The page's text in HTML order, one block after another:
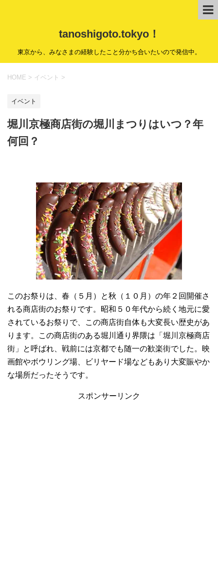
tanoshigoto.tokyo！
東京から、みなさまの経験したこと分かち合いたいので発信中。
HOME > イベント >
イベント
堀川京極商店街の堀川まつりはいつ？年
何回？
このお祭りは、春（５月）と秋（１０月）の年２回開催さ
れる商店街のお祭りです。昭和５０年代から続く地元に愛
されているお祭りで、この商店街自体も大変長い歴史があ
ります。この商店街のある堀川通り界隈は「堀川京極商店
街」と呼ばれ、戦前には京都でも随一の歓楽街でした。映
画館やボウリング場、ビリヤード場などもあり大変賑やか
な場所だったそうです。
スポンサーリンク